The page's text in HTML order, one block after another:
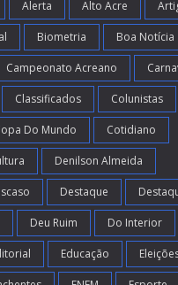
Alerta Alto Acre
Biometria Boa Notícia
Campeonato Acreano
Classificados Colunistas
Do Mundo Cotidiano
Denilson Almeida
Destaque
Deu Ruim Do Interior
Educação